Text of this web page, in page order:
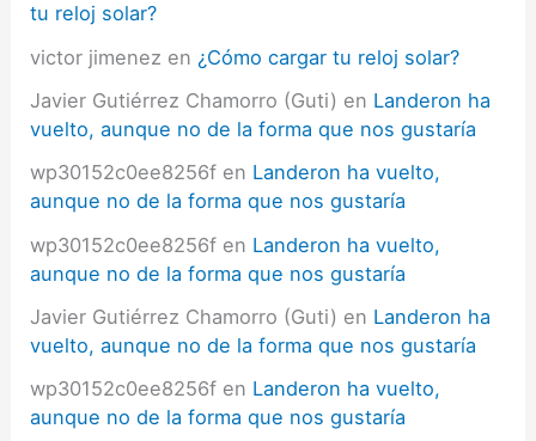
tu reloj solar?
victor jimenez en ¿Cómo cargar tu reloj solar?
Javier Gutiérrez Chamorro (Guti) en Landeron ha
vuelto, aunque no de la forma que nos gustaría
wp30152c0ee8256f en Landeron ha vuelto,
aunque no de la forma que nos gustaría
wp30152c0ee8256f en Landeron ha vuelto,
aunque no de la forma que nos gustaría
Javier Gutiérrez Chamorro (Guti) en Landeron ha
vuelto, aunque no de la forma que nos gustaría
wp30152c0ee8256f en Landeron ha vuelto,
aunque no de la forma que nos gustaría